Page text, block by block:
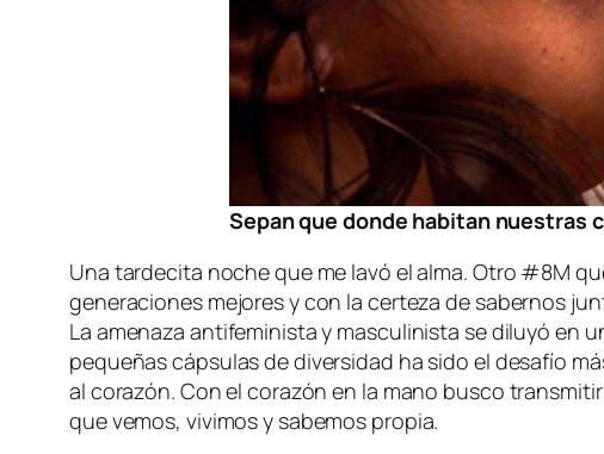
Sepan que donde habitan nuestras
Una tardecita noche que me lavó el alma. Otro #8M
generaciones mejores y con la certeza de sabernos
La amenaza antifeminista y masculinista se diluyó en
pequeñas cápsulas de diversidad ha sido el desafío
al corazón. Con el corazón en la mano busco
que vemos, vivimos y sabemos propia.